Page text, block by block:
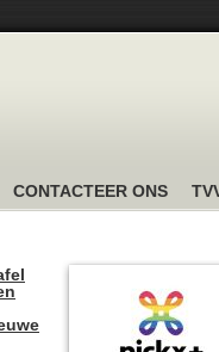
CONTACTEER ONS